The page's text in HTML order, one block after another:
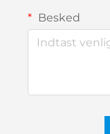
Besked